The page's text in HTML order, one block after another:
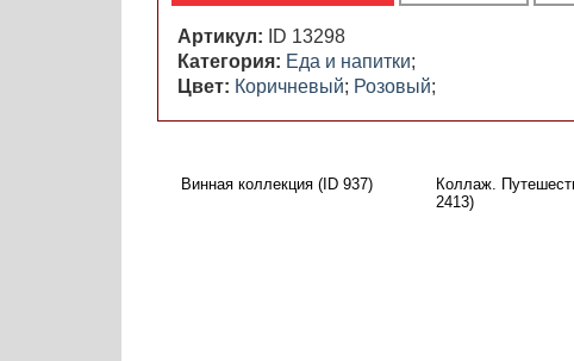
Артикул:
ID 13298
Категория: Еда и напитки;
Цвет: Коричневый; Розовый;
Винная коллекция (ID 937)
Коллаж.
2413)